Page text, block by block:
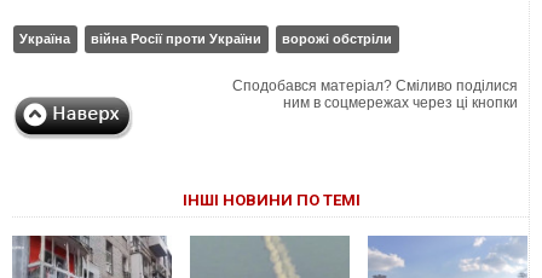
Україна війна Росії проти України ворожі обстріли
Сподобався матеріал? Сміливо поділися
ним в соцмережах через ці кнопки
ІНШІ НОВИНИ ПО ТЕМІ